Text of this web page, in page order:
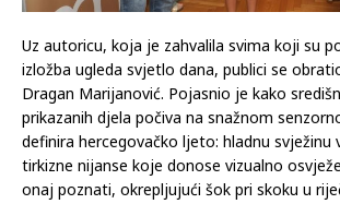
Uz autoricu, koja je zahvalila svima koji su
izložba ugleda svjetlo dana, publici se
Dragan Marijanović. Pojasnio je kako
prikazanih djela počiva na snažnom
definira hercegovačko ljeto: hladnu svježinu
tirkizne nijanse koje donose vizualno
onaj poznati, okrepljujući šok pri skoku u